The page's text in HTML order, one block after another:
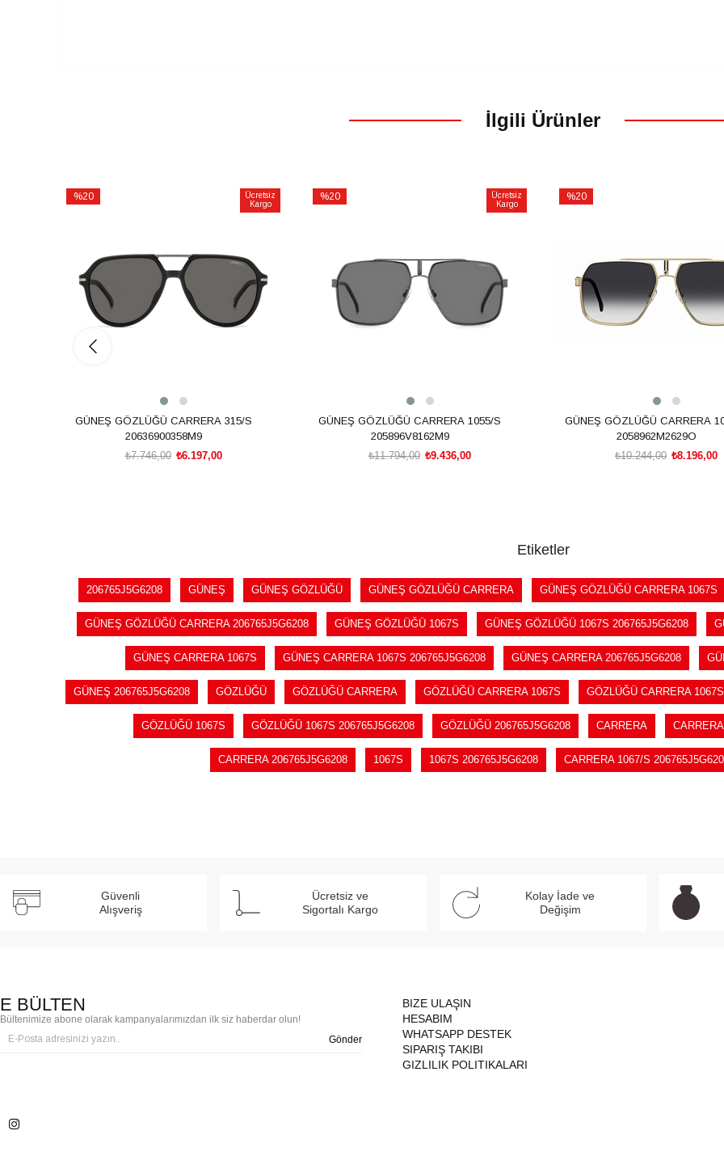
İlgili Ürünler
%20
Ücretsiz
Kargo
GÜNEŞ GÖZLÜĞÜ CARRERA 315/S
20636900358M9
₺6.197,00
₺7.746,00
%20
Ücretsiz
Kargo
GÜNEŞ GÖZLÜĞÜ CARRERA 1055/S
205896V8162M9
₺9.436,00
₺11.794,00
%20
GÜNEŞ GÖZLÜĞÜ CARRERA 1055/S
2058962M2629O
₺8.196,00
₺10.244,00
Etiketler
206765J5G6208 GÜNEŞ GÜNEŞ GÖZLÜĞÜ GÜNEŞ GÖZLÜĞÜ CARRERA GÜNEŞ GÖZLÜĞÜ CARRERA 1067S
GÜNEŞ GÖZLÜĞÜ CARRERA 206765J5G6208 GÜNEŞ GÖZLÜĞÜ 1067S GÜNEŞ GÖZLÜĞÜ 1067S 206765J5G6208
GÜNEŞ CARRERA 1067S GÜNEŞ CARRERA 1067S 206765J5G6208 GÜNEŞ CARRERA 206765J5G6208
GÜNEŞ 206765J5G6208 GÖZLÜĞÜ GÖZLÜĞÜ CARRERA GÖZLÜĞÜ CARRERA 1067S GÖZLÜĞÜ CARRERA
GÖZLÜĞÜ 1067S GÖZLÜĞÜ 1067S 206765J5G6208 GÖZLÜĞÜ 206765J5G6208 CARRERA
CARRERA 206765J5G6208 1067S 1067S 206765J5G6208 CARRERA 1067/S
Güvenli
Alışveriş
Ücretsiz ve
Sigortalı Kargo
Kolay İade ve
Değişim
E BÜLTEN
Bültenimize abone olarak kampanyalarımızdan ilk siz haberdar olun!
Gönder
BIZE ULAŞIN
HESABIM
WHATSAPP DESTEK
SIPARIŞ TAKIBI
GIZLILIK POLITIKALARI